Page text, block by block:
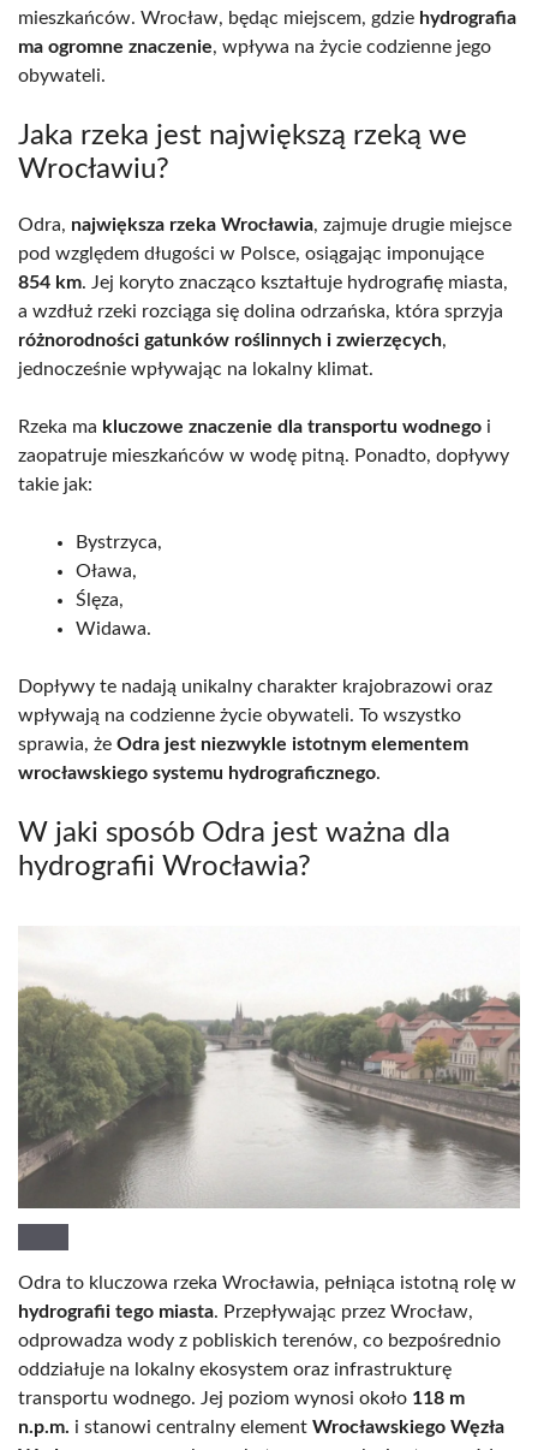
mieszkańców. Wrocław, będąc miejscem, gdzie hydrografia
ma ogromne znaczenie, wpływa na życie codzienne jego
obywateli.
Jaka rzeka jest największą rzeką we
Wrocławiu?
Odra, największa rzeka Wrocławia, zajmuje drugie miejsce
pod względem długości w Polsce, osiągając imponujące
854 km. Jej koryto znacząco kształtuje hydrografię miasta,
a wzdłuż rzeki rozciąga się dolina odrzańska, która sprzyja
różnorodności gatunków roślinnych i zwierzęcych,
jednocześnie wpływając na lokalny klimat.
Rzeka ma kluczowe znaczenie dla transportu wodnego i
zaopatruje mieszkańców w wodę pitną. Ponadto, dopływy
takie jak:
Bystrzyca,
Oława,
Ślęza,
Widawa.
Dopływy te nadają unikalny charakter krajobrazowi oraz
wpływają na codzienne życie obywateli. To wszystko
sprawia, że Odra jest niezwykle istotnym elementem
wrocławskiego systemu hydrograficznego.
W jaki sposób Odra jest ważna dla
hydrografii Wrocławia?
Odra to kluczowa rzeka Wrocławia, pełniąca istotną rolę w
hydrografii tego miasta. Przepływając przez Wrocław,
odprowadza wody z pobliskich terenów, co bezpośrednio
oddziałuje na lokalny ekosystem oraz infrastrukturę
transportu wodnego. Jej poziom wynosi około 118 m
n.p.m. i stanowi centralny element Wrocławskiego Węzła